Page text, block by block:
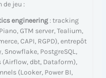
de jeu :
engineering: tracking
GTM server, Tealium,
CAPI, RGPD), entrepôt
Snowflake, PostgreSQL,
(Airflow, dbt, Dataform),
(Looker, Power BI,